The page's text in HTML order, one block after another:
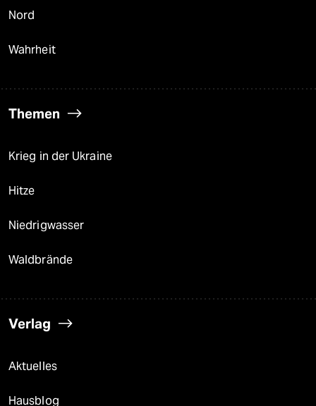
Nord
Wahrheit
Themen
Krieg in der Ukraine
Hitze
Niedrigwasser
Waldbrände
Verlag
Aktuelles
Hausblog